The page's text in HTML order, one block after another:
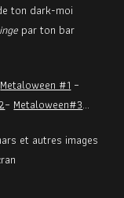
ton dark-moi
par ton bar
Metaloween #1 –
– Metaloween#3…
et autres images